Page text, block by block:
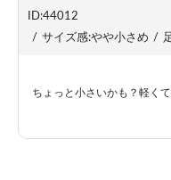
ID:44012
/ サイズ感:やや小さめ /
ちょっと小さいかも？軽く